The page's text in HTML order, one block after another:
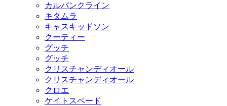
カルバンクライン
キタムラ
キャスキッドソン
クーティー
グッチ
グッチ
クリスチャンディオール
クリスチャンディオール
クロエ
ケイトスペード